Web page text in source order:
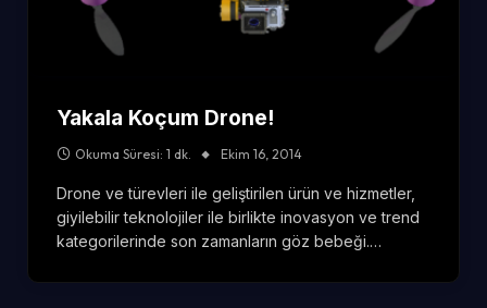
Yakala Koçum Drone!
Okuma Süresi: 1 dk. Ekim 16, 2014
Drone ve türevleri ile geliştirilen ürün ve hizmetler,
giyilebilir teknolojiler ile birlikte inovasyon ve trend
kategorilerinde son zamanların göz bebeği.…